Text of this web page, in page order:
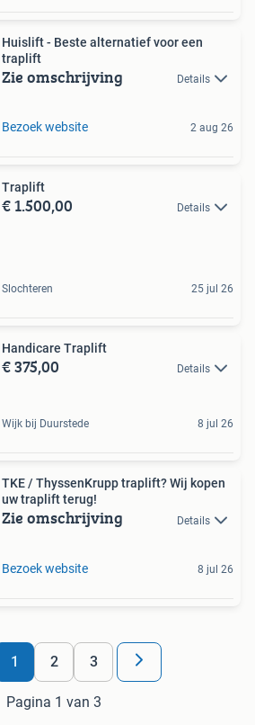
Huislift - Beste alternatief voor een
traplift
Zie omschrijving Details
Bezoek website 2 aug 26
Traplift
€ 1.500,00 Details
Slochteren 25 jul 26
Handicare Traplift
€ 375,00 Details
Wijk bij Duurstede 8 jul 26
TKE / ThyssenKrupp traplift? Wij kopen
uw traplift terug!
Zie omschrijving Details
Bezoek website 8 jul 26
1 2 3
Pagina 1 van 3